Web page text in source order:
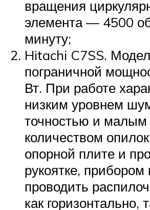
вращения
элемента — 4500
минуту;
Hitachi C7SS.
пограничной
Вт. При работе
низким уровнем
точностью и малым
количеством
опорной плите и
рукоятке,
проводить
как горизонтально,